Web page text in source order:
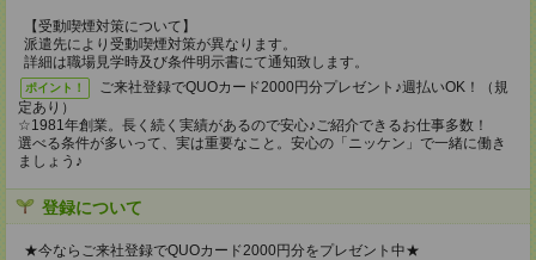
【受動喫煙対策について】
派遣先により受動喫煙対策が異なります。
詳細は職場見学時及び条件明示書にて通知致します。
ポイント！
ご来社登録でQUOカード2000円分プレゼント♪週払いOK！（規
定あり）
☆1981年創業。長く続く実績があるので安心♪ご紹介できるお仕事多数！
選べる条件が多いって、実は重要なこと。安心の「ニッケン」で一緒に働き
ましょう♪
登録について
★今ならご来社登録でQUOカード2000円分をプレゼント中★